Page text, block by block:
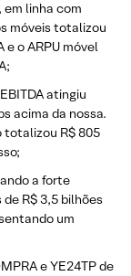
em linha com
móveis totalizou
e o ARPU móvel
atingiu
acima da nossa.
totalizou R$ 805
a forte
R$ 3,5 bilhões
um
e YE24TP de